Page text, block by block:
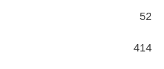
52
414